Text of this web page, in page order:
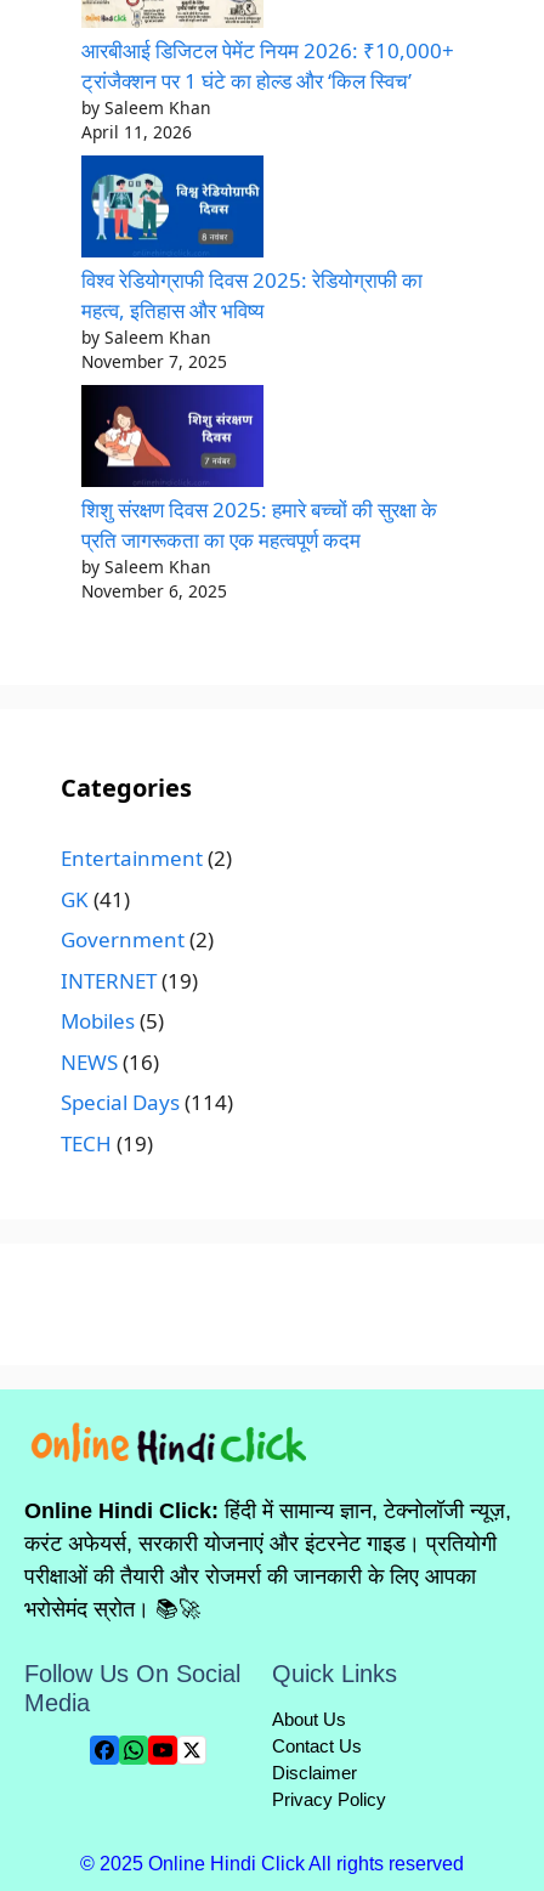
आरबीआई डिजिटल पेमेंट नियम 2026: ₹10,000+
ट्रांजैक्शन पर 1 घंटे का होल्ड और ‘किल स्विच’
by Saleem Khan
April 11, 2026
विश्व रेडियोग्राफी दिवस 2025: रेडियोग्राफी का
महत्व, इतिहास और भविष्य
by Saleem Khan
November 7, 2025
शिशु संरक्षण दिवस 2025: हमारे बच्चों की सुरक्षा के
प्रति जागरूकता का एक महत्वपूर्ण कदम
by Saleem Khan
November 6, 2025
Categories
Entertainment(2)
GK (41)
Government(2)
INTERNET(19)
Mobiles(5)
NEWS(16)
Special Days(114)
TECH (19)
Online Hindi Click: हिंदी में सामान्य ज्ञान, टेक्नोलॉजी न्यूज़,
करंट अफेयर्स, सरकारी योजनाएं और इंटरनेट गाइड। प्रतियोगी
परीक्षाओं की तैयारी और रोजमर्रा की जानकारी के लिए आपका
भरोसेमंद स्रोत। 📚🚀
Follow Us On Social
Media
Quick Links
About Us
Contact Us
Disclaimer
Privacy Policy
© 2025 Online Hindi Click All rights reserved